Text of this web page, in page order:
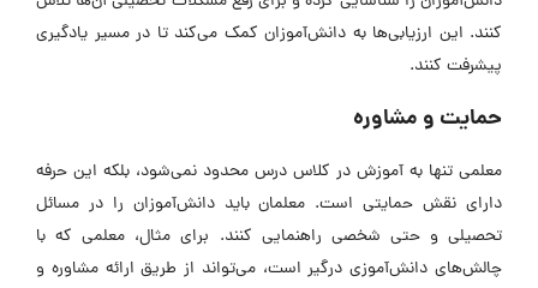
کنند. این ارزیابی‌ها به دانش‌آموزان کمک می‌کند تا در مسیر یادگیری
پیشرفت کنند.
حمایت و مشاوره
معلمی تنها به آموزش در کلاس درس محدود نمی‌شود، بلکه این حرفه
دارای نقش حمایتی است. معلمان باید دانش‌آموزان را در مسائل
تحصیلی و حتی شخصی راهنمایی کنند. برای مثال، معلمی که با
چالش‌های دانش‌آموزی درگیر است، می‌تواند از طریق ارائه مشاوره و